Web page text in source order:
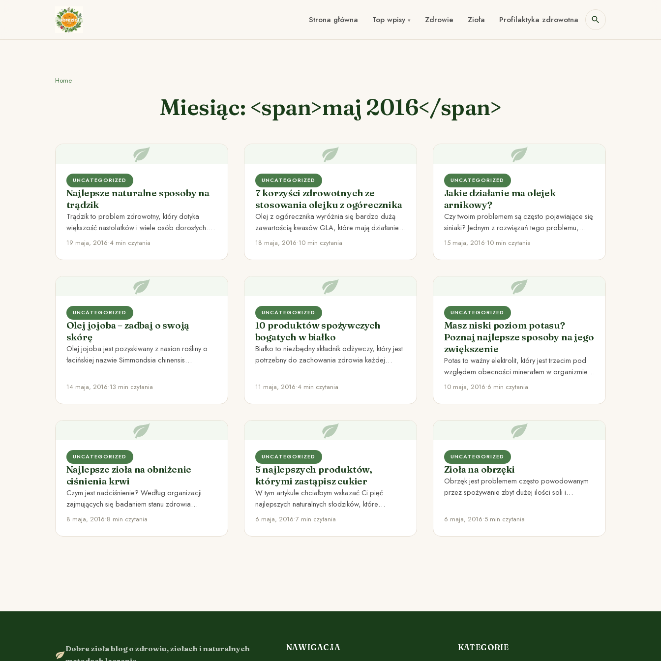
Strona główna Top wpisy Zdrowie Zioła Profilaktyka zdrowotna
Home
Miesiąc: <span>maj 2016</span>
UNCATEGORIZED
Najlepsze naturalne sposoby na
trądzik
Trądzik to problem zdrowotny, który dotyka
większość nastolatków i wiele osób dorosłych.
Niektóre osoby ciągle szukają skutecznej
19 maja, 2016•4 min czytania
UNCATEGORIZED
7 korzyści zdrowotnych ze
stosowania olejku z ogórecznika
Olej z ogórecznika wyróżnia się bardzo dużą
zawartością kwasów GLA, które mają działanie
przeciwzapalne. Kwas gamma-linolenowy to
18 maja, 2016•10 min czytania
UNCATEGORIZED
Jakie działanie ma olejek
arnikowy?
Czy twoim problemem są często pojawiające się
siniaki? Jednym z rozwiązań tego problemu,
może być zastosowanie olejku z…
15 maja, 2016•10 min czytania
UNCATEGORIZED
Olej jojoba – zadbaj o swoją
skórę
Olej jojoba jest pozyskiwany z nasion rośliny o
łacińskiej nazwie Simmondsia chinensis
południowej…
14 maja, 2016•13 min czytania
UNCATEGORIZED
10 produktów spożywczych
bogatych w białko
Białko to niezbędny składnik odżywczy, który jest
potrzebny do zachowania zdrowia każdej
11 maja, 2016•4 min czytania
UNCATEGORIZED
Masz niski poziom potasu?
Poznaj najlepsze sposoby na jego
zwiększenie
Potas to ważny elektrolit, który jest trzecim pod
względem obecności minerałem w organizmie.
Wraz z sodem, wpływa on…
10 maja, 2016•6 min czytania
UNCATEGORIZED
Najlepsze zioła na obniżenie
ciśnienia krwi
Czym jest nadciśnienie? Według organizacji
zajmujących się badaniem stanu zdrowia
społeczeństwa, prawie 1/3 dorosłych osób
8 maja, 2016•8 min czytania
UNCATEGORIZED
5 najlepszych produktów,
którymi zastąpisz cukier
W tym artykule chciałbym wskazać Ci pięć
najlepszych naturalnych słodzików, które
pomogą Ci zastąpić cukier. Zmniejszenie ilości
6 maja, 2016•7 min czytania
UNCATEGORIZED
Zioła na obrzęki
Obrzęk jest problemem często powodowanym
przez spożywanie zbyt dużej ilości soli i
ilości wody. Mogą…
6 maja, 2016•5 min czytania
Dobre zioła blog o zdrowiu, ziołach i naturalnych
NAWIGACJA KATEGORIE